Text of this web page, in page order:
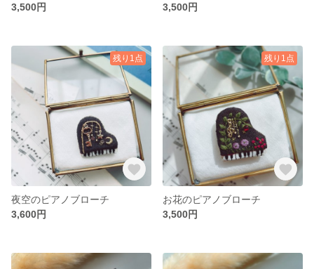
3,500円
3,500円
残り1点
夜空のピアノブローチ
3,600円
残り1点
お花のピアノブローチ
3,500円